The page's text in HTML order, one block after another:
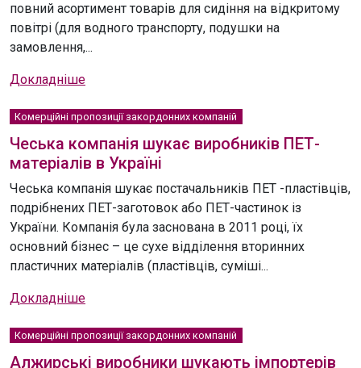
повний асортимент товарів для сидіння на відкритому
повітрі (для водного транспорту, подушки на
замовлення,...
Докладніше
Комерційні пропозиції закордонних компаній
Чеська компанія шукає виробників ПЕТ-
матеріалів в Україні
Чеська компанія шукає постачальників ПЕТ -пластівців,
подрібнених ПЕТ-заготовок або ПЕТ-частинок із
України. Компанія була заснована в 2011 році, їх
основний бізнес – це сухе відділення вторинних
пластичних матеріалів (пластівців, суміші...
Докладніше
Комерційні пропозиції закордонних компаній
Алжирські виробники шукають імпортерів